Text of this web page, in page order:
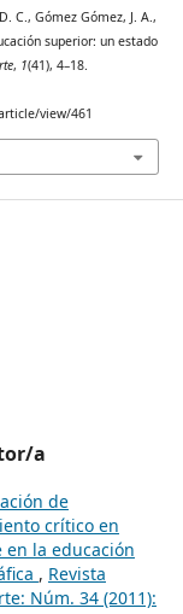
C., Gómez Gómez, J. A.,
superior: un estado
, 1(41), 4–18.
view/461
a
de
crítico en
la educación
, Revista
Núm. 34 (2011):